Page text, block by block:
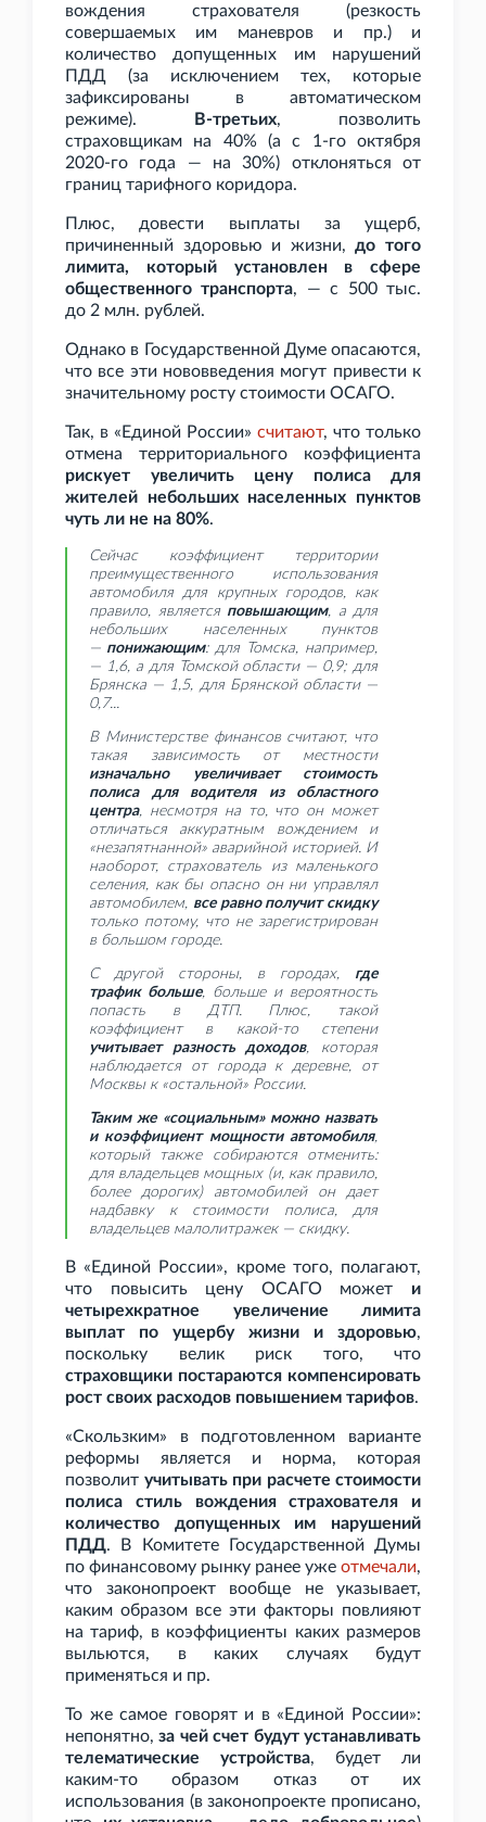
вождения страхователя (резкость
совершаемых им маневров и пр.) и
количество допущенных им нарушений
ПДД (за исключением тех, которые
зафиксированы в автоматическом
режиме).
В-третьих, позволить
страховщикам на 40% (а с 1-го октября
2020-го года — на 30%) отклоняться от
границ тарифного коридора.
Плюс, довести выплаты за ущерб,
причиненный здоровью и жизни,до того
лимита, который установлен в сфере
общественного транспорта, — с 500 тыс.
до 2 млн. рублей.
Однако в Государственной Думе опасаются,
что все эти нововведения могут привести к
значительному росту стоимости ОСАГО.
Так, в «Единой России» считают, что только
отмена территориального коэффициента
рискует увеличить цену полиса для
жителей небольших населенных пунктов
чуть ли не на 80%.
Сейчас коэффициент территории
преимущественного использования
автомобиля для крупных городов, как
правило, является повышающим, а для
небольших населенных пунктов
— понижающим: для Томска, например,
— 1,6, а для Томской области — 0,9; для
Брянска — 1,5, для Брянской области —
0,7...
В Министерстве финансов считают, что
такая зависимость от местности
изначально увеличивает стоимость
полиса для водителя из областного
центра, несмотря на то, что он может
отличаться аккуратным вождением и
«незапятнанной» аварийной историей. И
наоборот, страхователь из маленького
селения, как бы опасно он ни управлял
автомобилем, все равно получит скидку
только потому, что не зарегистрирован
в большом городе.
С другой стороны, в городах, где
трафик больше, больше и вероятность
попасть в ДТП. Плюс, такой
коэффициент в какой-то степени
учитывает разность доходов, которая
наблюдается от города к деревне, от
Москвы к «остальной» России.
Таким же «социальным» можно назвать
и коэффициент мощности автомобиля,
который также собираются отменить:
для владельцев мощных (и, как правило,
более дорогих) автомобилей он дает
надбавку к стоимости полиса, для
владельцев малолитражек — скидку.
В «Единой России», кроме того, полагают,
что повысить цену ОСАГО может и
четырехкратное увеличение лимита
выплат по ущербу жизни и здоровью,
поскольку велик риск того, что
страховщики постараются компенсировать
рост своих расходов повышением тарифов.
«Скользким» в подготовленном варианте
реформы является и норма, которая
позволит учитывать при расчете стоимости
полиса стиль вождения страхователя и
количество допущенных им нарушений
ПДД. В Комитете Государственной Думы
по финансовому рынку ранее уже отмечали,
что законопроект вообще не указывает,
каким образом все эти факторы повлияют
на тариф, в коэффициенты каких размеров
выльются, в каких случаях будут
применяться и пр.
То же самое говорят и в «Единой России»:
непонятно, за чей счет будут устанавливать
телематические устройства, будет ли
каким-то образом отказ от их
использования (в законопроекте прописано,